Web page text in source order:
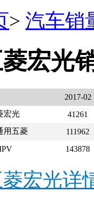
> 汽车销
宏光
2017-02
宏光
41261
用五菱
111962
143878
宏光详